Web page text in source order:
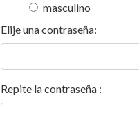
masculino
Elije una contraseña:
Repite la contraseña :